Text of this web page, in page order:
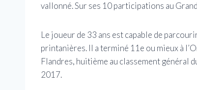
vallonné. Sur ses 10 participations au
Le joueur de 33 ans est capable de
printanières. Il a terminé 11e ou mieux à
Flandres, huitième au classement général
2017.